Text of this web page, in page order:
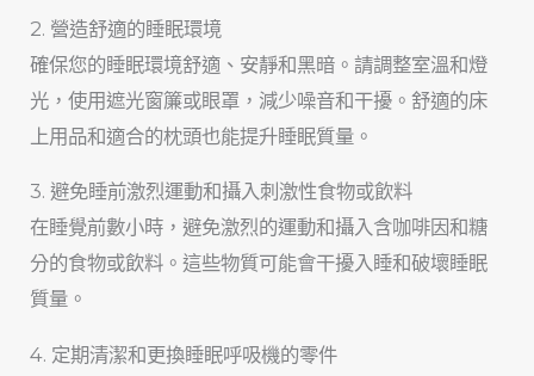
2. 營造舒適的睡眠環境
確保您的睡眠環境舒適、安靜和黑暗。請調整室溫和燈
光，使用遮光窗簾或眼罩，減少噪音和干擾。舒適的床
上用品和適合的枕頭也能提升睡眠質量。
3. 避免睡前激烈運動和攝入刺激性食物或飲料
在睡覺前數小時，避免激烈的運動和攝入含咖啡因和糖
分的食物或飲料。這些物質可能會干擾入睡和破壞睡眠
質量。
4. 定期清潔和更換睡眠呼吸機的零件